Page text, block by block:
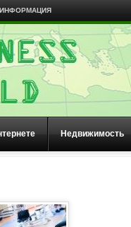
ИНФОРМАЦИЯ
Недвижимость